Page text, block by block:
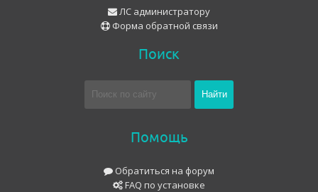
ЛС администратору
Форма обратной связи
Поиск
Помощь
Обратиться на форум
FAQ по установке